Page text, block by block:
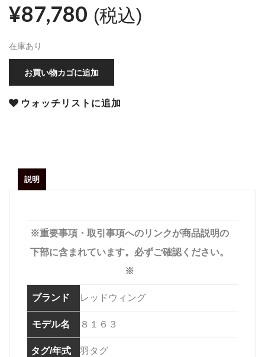
¥87,780 (税込)
在庫あり
お買い物カゴに追加
ウォッチリストに追加
説明
※重要事項・取引事項へのリンクが商品説明の
下部に含まれています。必ずご確認ください。
※
ブランド レッドウィング
モデル名 ８１６３
タグ/年式 羽タグ